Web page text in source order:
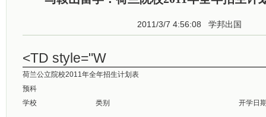
2011/3/7 4:56:08 学邦出国
<TD style="W
荷兰公立院校2011年全年招生计划表
预科
学校
类别 开学日